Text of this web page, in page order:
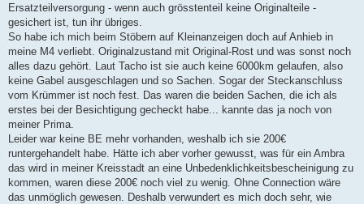
Ersatzteilversorgung - wenn auch grösstenteil keine Originalteile -
gesichert ist, tun ihr übriges.
So habe ich mich beim Stöbern auf Kleinanzeigen doch auf Anhieb in
meine M4 verliebt. Originalzustand mit Original-Rost und was sonst noch
alles dazu gehört. Laut Tacho ist sie auch keine 6000km gelaufen, also
keine Gabel ausgeschlagen und so Sachen. Sogar der Steckanschluss
vom Krümmer ist noch fest. Das waren die beiden Sachen, die ich als
erstes bei der Besichtigung gecheckt habe... kannte das ja noch von
meiner Prima.
Leider war keine BE mehr vorhanden, weshalb ich sie 200€
runtergehandelt habe. Hätte ich aber vorher gewusst, was für ein Ambra
das wird in meiner Kreisstadt an eine Unbedenklichkeitsbescheinigung zu
kommen, waren diese 200€ noch viel zu wenig. Ohne Connection wäre
das unmöglich gewesen. Deshalb verwundert es mich doch sehr, wie